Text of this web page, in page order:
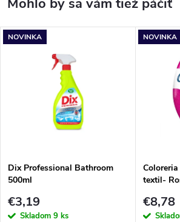
NOVINKA
Dix Professional Bathroom
500ml
€3,19
Skladom 9 ks
NOVINKA
textil-
€8,78